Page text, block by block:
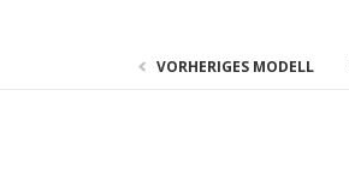
VORHERIGES MODELL